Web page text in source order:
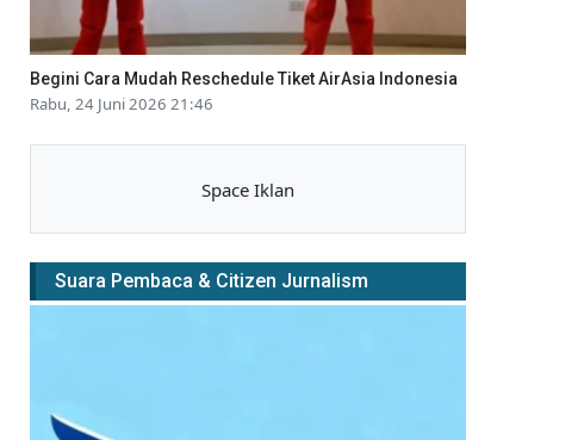
Begini Cara Mudah Reschedule Tiket AirAsia Indonesia
Rabu, 24 Juni 2026 21:46
Space Iklan
Suara Pembaca & Citizen Jurnalism